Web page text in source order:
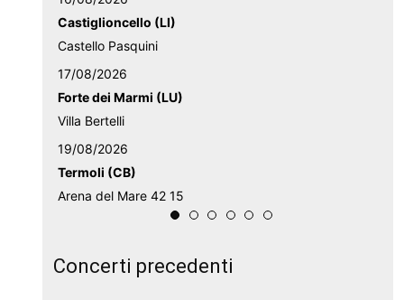
Castiglioncello (LI)
Castello Pasquini
17/08/2026
Forte dei Marmi (LU)
Villa Bertelli
19/08/2026
Termoli (CB)
Arena del Mare 42 15
Concerti precedenti